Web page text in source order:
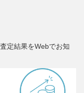
定結果をWebでお知